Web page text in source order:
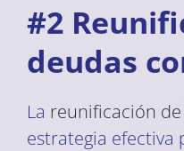
#2
deudas
La reunificación
estrategia efectiva